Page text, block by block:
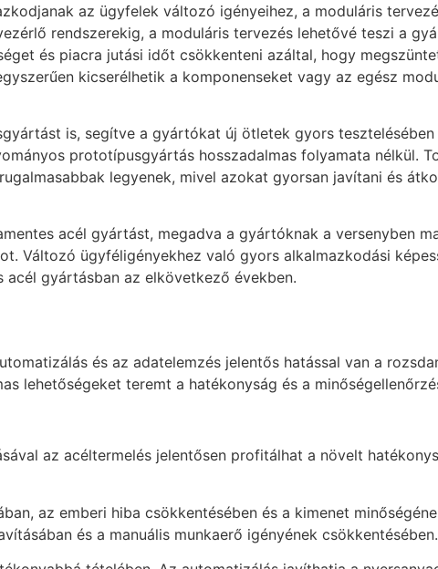
az ügyfelek változó igényeihez, a moduláris
rendszerekig, a moduláris tervezés lehetővé teszi a
és piacra jutási időt csökkenteni azáltal, hogy
kicserélhetik a komponenseket vagy az egész
is, segítve a gyártókat új ötletek gyors tesztelésében
prototípusgyártás hosszadalmas folyamata nélkül.
legyenek, mivel azokat gyorsan javítani és
acél gyártást, megadva a gyártóknak a versenyben
Változó ügyféligényekhez való gyors alkalmazkodási
gyártásban az elkövetkező években.
és az adatelemzés jelentős hatással van a
lehetőségeket teremt a hatékonyság és a
az acéltermelés jelentősen profitálhat a növelt
az emberi hiba csökkentésében és a kimenet
és a manuális munkaerő igényének csökkentésében.